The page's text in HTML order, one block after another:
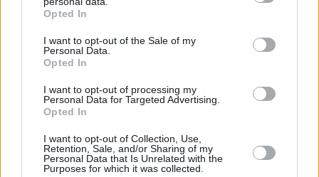
grant or deny consent to Google and its third-party tags to
use your data for below specified purposes in below Google
consent section.
Opted In
I want to opt-out of the Sale of my
Personal Data.
Opted In
I want to opt-out of processing my
Personal Data for Targeted Advertising.
Opted In
I want to opt-out of Collection, Use,
Retention, Sale, and/or Sharing of my
Personal Data that Is Unrelated with the
Purposes for which it was collected.
Μυστήριο 3.500 ετών στη Σαντορίνη:
ξεφύγει από το τσουνάμι μπορεί ν'
αλλάξει τη χρονολογία της μεγάλης
έκρηξης
08.08.2026, 18:08 75
Πινακίδες κυκλοφορίας με λίγα κλικ: Τι
αλλάζει σε παραγγελία, πληρωμή και
έκδοση